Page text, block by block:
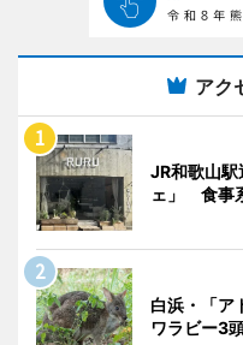
アク
JR和歌山
ェ」 食事
白浜・「ア
ワラビー3